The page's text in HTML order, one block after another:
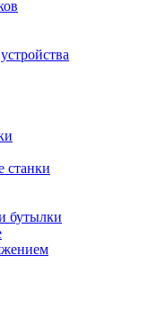
станки
бутылки